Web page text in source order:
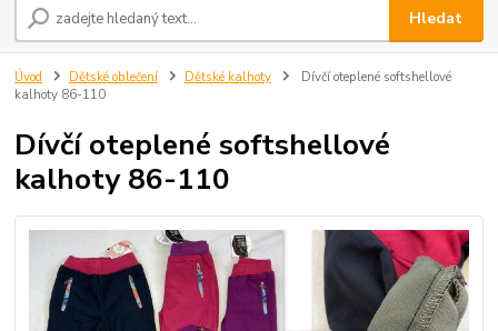
Hledat
Úvod Dětské oblečení Dětské kalhoty
Dívčí oteplené softshellové
kalhoty 86-110
Dívčí oteplené softshellové
kalhoty 86-110